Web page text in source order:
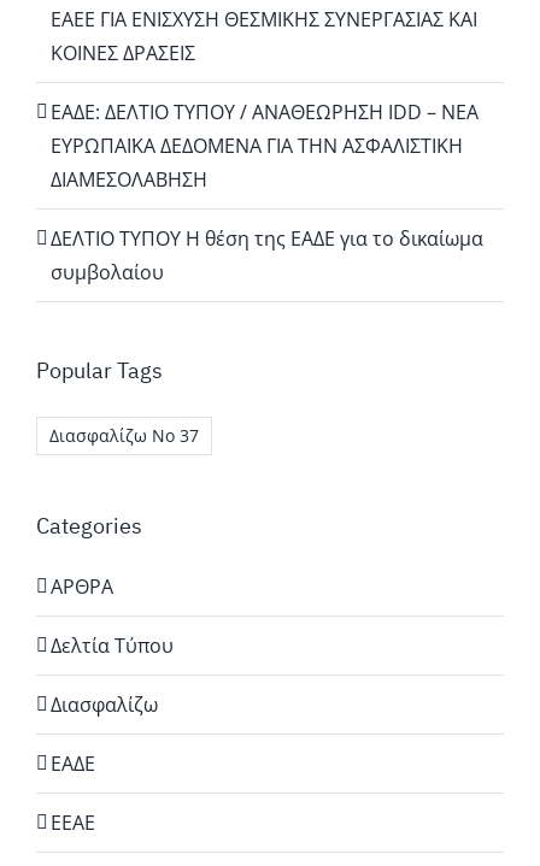
ΕΑΕΕ ΓΙΑ ΕΝΙΣΧΥΣΗ ΘΕΣΜΙΚΗΣ ΣΥΝΕΡΓΑΣΙΑΣ ΚΑΙ
ΚΟΙΝΕΣ ΔΡΑΣΕΙΣ
EΑΔΕ: ΔΕΛΤΙΟ ΤΥΠΟΥ / ΑΝΑΘΕΩΡΗΣΗ IDD – ΝΕΑ
ΕΥΡΩΠΑΪΚΑ ΔΕΔΟΜΕΝΑ ΓΙΑ ΤΗΝ ΑΣΦΑΛΙΣΤΙΚΗ
ΔΙΑΜΕΣΟΛΑΒΗΣΗ
ΔΕΛΤΙΟ ΤΥΠΟΥ Η θέση της ΕΑΔΕ για το δικαίωμα
συμβολαίου
Popular Tags
Διασφαλίζω Νο 37
Categories
ΑΡΘΡΑ
Δελτία Τύπου
Διασφαλίζω
ΕΑΔΕ
ΕΕΑΕ